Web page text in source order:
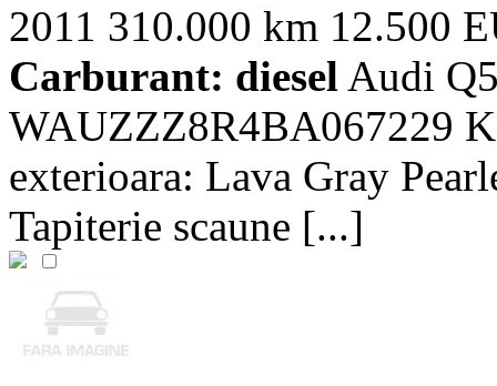
2011 310.000 km 12.500
Carburant: diesel Audi
WAUZZZ8R4BA067229
exterioara: Lava Gray
Tapiterie scaune [...]